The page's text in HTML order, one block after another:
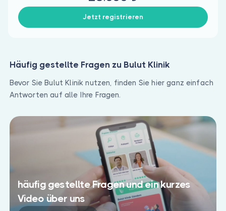
Jetzt registrieren
Häufig gestellte Fragen zu Bulut Klinik
Bevor Sie Bulut Klinik nutzen, finden Sie hier ganz einfach
Antworten auf alle Ihre Fragen.
häufig gestellte Fragen und ein kurzes
Video über uns